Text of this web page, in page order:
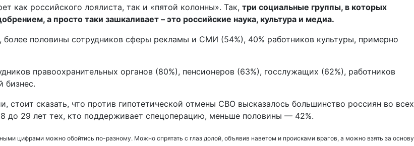
как российского лоялиста, так и «пятой колонны». Так, три социальные группы, в которых
а просто таки зашкаливает – это российские наука, культура и медиа.
половины сотрудников сферы рекламы и СМИ (54%), 40% работников культуры, примерно
правоохранительных органов (80%), пенсионеров (63%), госслужащих (62%), работников
бизнес.
стоит сказать, что против гипотетической отмены СВО высказалось большинство россиян во всех
до 29 лет тех, кто поддерживает спецоперацию, меньше половины — 42%.
цифрами можно обойтись по-разному. Можно спрятать с глаз долой, объявив наветом и происками врагов, а можно взять за основу